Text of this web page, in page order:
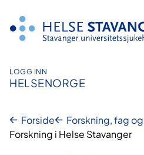
innhold
LOGG INN
HELSENORGE
Forside
Forskning, fag
Forskning i Helse Stavanger